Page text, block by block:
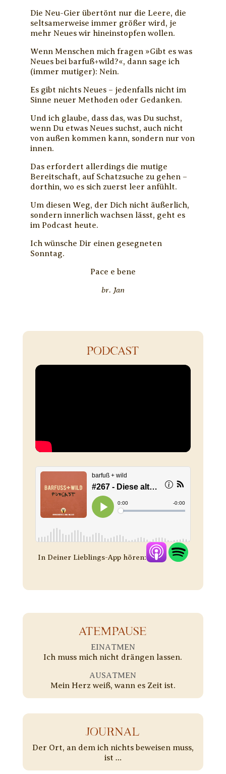
Die Neu-Gier übertönt nur die Leere, die
seltsamerweise immer größer wird, je
mehr Neues wir hineinstopfen wollen.
Wenn Menschen mich fragen »Gibt es was
Neues bei barfuß+wild?«, dann sage ich
(immer mutiger): Nein.
Es gibt nichts Neues – jedenfalls nicht im
Sinne neuer Methoden oder Gedanken.
Und ich glaube, dass das, was Du suchst,
wenn Du etwas Neues suchst, auch nicht
von außen kommen kann, sondern nur von
innen.
Das erfordert allerdings die mutige
Bereitschaft, auf Schatzsuche zu gehen –
dorthin, wo es sich zuerst leer anfühlt.
Um diesen Weg, der Dich nicht äußerlich,
sondern innerlich wachsen lässt, geht es
im Podcast heute.
Ich wünsche Dir einen gesegneten
Sonntag.
Pace e bene
br. Jan
PODCAST
In Deiner Lieblings-App hören:
ATEMPAUSE
EINATMEN
Ich muss mich nicht drängen lassen.
AUSATMEN
Mein Herz weiß, wann es Zeit ist.
JOURNAL
Der Ort, an dem ich nichts beweisen muss,
ist …